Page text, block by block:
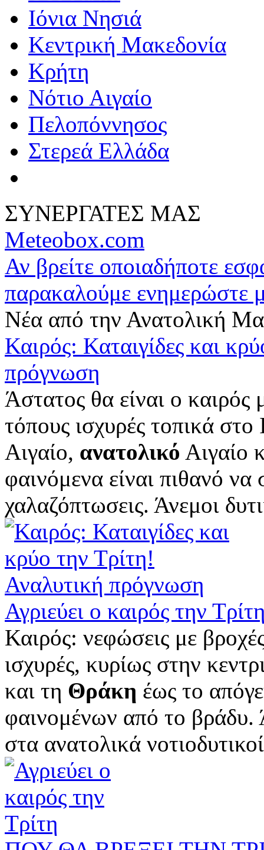
Ιόνια Νησιά
Κεντρική Μακεδονία
Κρήτη
Νότιο Αιγαίο
Πελοπόννησος
Στερεά Ελλάδα
ΣΥΝΕΡΓΑΤΕΣ ΜΑΣ
Meteobox.com
Αν βρείτε οποιαδήποτε
παρακαλούμε ενημερώστε
Νέα από την Ανατολική
Καιρός: Καταιγίδες και
πρόγνωση
Άστατος θα είναι ο καιρός
τόπους ισχυρές τοπικά στο
Αιγαίο, ανατολικό Αιγαίο
φαινόμενα είναι πιθανό
χαλαζόπτωσεις. Άνεμοι
Αγριεύει ο καιρός την
Καιρός: νεφώσεις με
ισχυρές, κυρίως στην
και τη Θράκη έως το
φαινομένων από το βράδυ.
στα ανατολικά